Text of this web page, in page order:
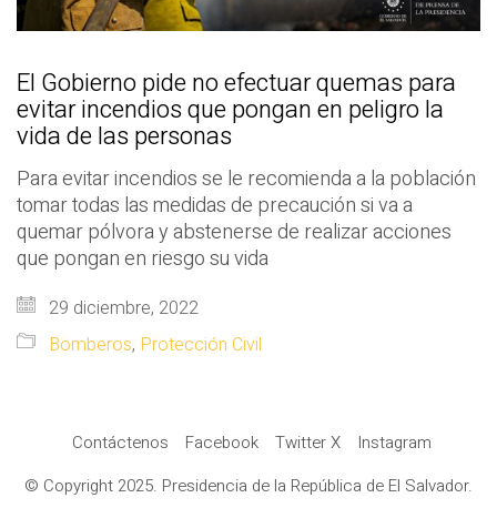
El Gobierno pide no efectuar quemas para
evitar incendios que pongan en peligro la
vida de las personas
Para evitar incendios se le recomienda a la población
tomar todas las medidas de precaución si va a
quemar pólvora y abstenerse de realizar acciones
que pongan en riesgo su vida
29 diciembre, 2022
Bomberos, Protección Civil
Contáctenos Facebook Twitter X
Instagram
© Copyright 2025. Presidencia de la República de El Salvador.